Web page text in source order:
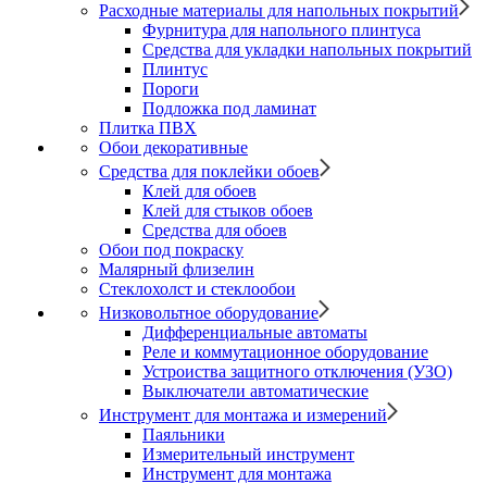
Расходные материалы для напольных покрытий
Фурнитура для напольного плинтуса
Средства для укладки напольных покрытий
Плинтус
Пороги
Подложка под ламинат
Плитка ПВХ
Обои декоративные
Средства для поклейки обоев
Клей для обоев
Клей для стыков обоев
Средства для обоев
Обои под покраску
Малярный флизелин
Стеклохолст и стеклообои
Низковольтное оборудование
Дифференциальные автоматы
Реле и коммутационное оборудование
Устроиства защитного отключения (УЗО)
Выключатели автоматические
Инструмент для монтажа и измерений
Паяльники
Измерительный инструмент
Инструмент для монтажа